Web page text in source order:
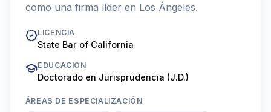
como una firma líder en Los Ángeles.
LICENCIA
State Bar of California
EDUCACIÓN
Doctorado en Jurisprudencia (J.D.)
ÁREAS DE ESPECIALIZACIÓN